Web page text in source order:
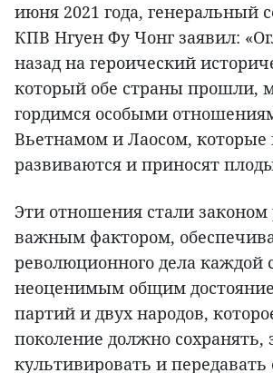
июня 2021 года, генеральный
КПВ Нгуен Фу Чонг заявил:
назад на героический
который обе страны прошли,
гордимся особыми
Вьетнамом и Лаосом, которые
развиваются и приносят
Эти отношения стали законом
важным фактором,
революционного дела каждой
неоценимым общим
партий и двух народов,
поколение должно
культивировать и